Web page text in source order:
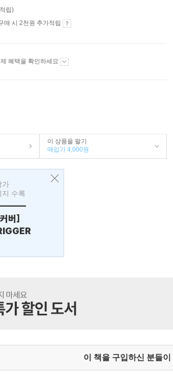
립)
매 시 2천원 추가적립
혜택을 확인하세요
이 상품을 팔기
매입가 4,000원
가
지 수록
버]
이 책을 구입하신 분들이